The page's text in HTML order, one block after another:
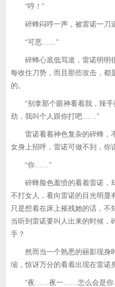
“哼！”
碎蜂闷哼一声，被雷诺一刀逼
“可恶……”
碎蜂心底低骂道，雷诺明明
每收住刀势，而且那些攻击，都
的。
“别拿那个眼神看着我，辣手
劲，我叫个人跟你打吧……”
雷诺看着神色复杂的碎蜂，
女身上招呼，雷诺可做不到，你
“你……”
碎蜂脸色羞愤的看着雷诺，却
不打女人，看向雷诺的目光明显
只是想着在床上摧残她的话，不
当听到雷诺要叫人出来的时候，
手？
然而当一个熟悉的丽影现身
缩，惊讶万分的看着出现在雷诺
“夜……夜一……怎么会是